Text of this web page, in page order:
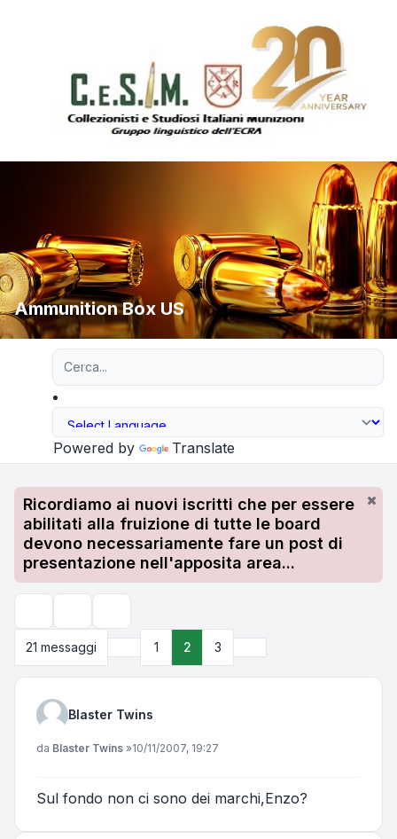
Ammunition Box US
Powered by Translate
Ricordiamo ai nuovi iscritti che per essere
abilitati alla fruizione di tutte le board
devono necessariamente fare un post di
presentazione nell'apposita area...
21 messaggi
Precedente
1 2 3
Blaster Twins
Messaggio
da Blaster Twins »10/11/2007, 19:27
Sul fondo non ci sono dei marchi,Enzo?